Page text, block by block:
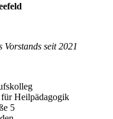
Vorstands seit 2021
für Heilpädagogik
5